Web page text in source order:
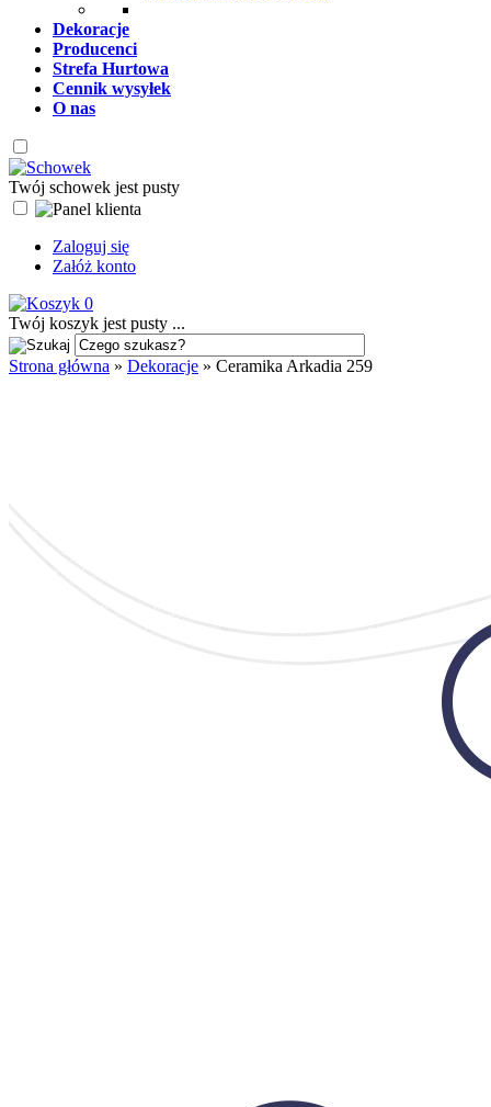
Dekoracje
Producenci
Strefa Hurtowa
Cennik wysyłek
O nas
Twój schowek jest pusty
Zaloguj się
Załóż konto
0
Twój koszyk jest pusty ...
Strona główna » Dekoracje » Ceramika Arkadia 259